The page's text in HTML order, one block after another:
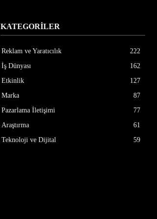
KATEGORİLER
Reklam ve Yaratıcılık
222
İş Dünyası
162
Etkinlik
127
Marka
87
Pazarlama İletişimi
77
Araştırma
61
Teknoloji ve Dijital
59